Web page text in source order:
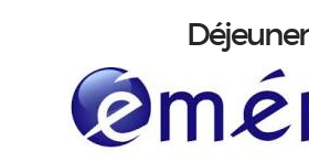
Déjeuner